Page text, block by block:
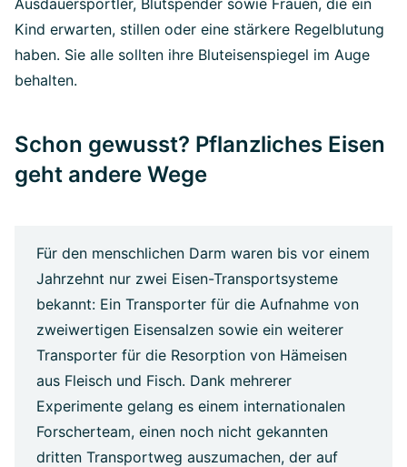
Kind erwarten, stillen oder eine stärkere Regelblutung
haben. Sie alle sollten ihre Bluteisenspiegel im Auge
behalten.
Schon gewusst? Pflanzliches Eisen
geht andere Wege
Für den menschlichen Darm waren bis vor einem
Jahrzehnt nur zwei Eisen-Transportsysteme
bekannt: Ein Transporter für die Aufnahme von
zweiwertigen Eisensalzen sowie ein weiterer
Transporter für die Resorption von Hämeisen
aus Fleisch und Fisch. Dank mehrerer
Experimente gelang es einem internationalen
Forscherteam, einen noch nicht gekannten
dritten Transportweg auszumachen, der auf